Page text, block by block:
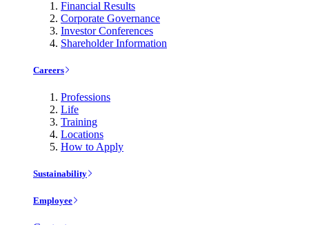
Financial Results
Corporate Governance
Investor Conferences
Shareholder Information
Careers
Professions
Life
Training
Locations
How to Apply
Sustainability
Employee